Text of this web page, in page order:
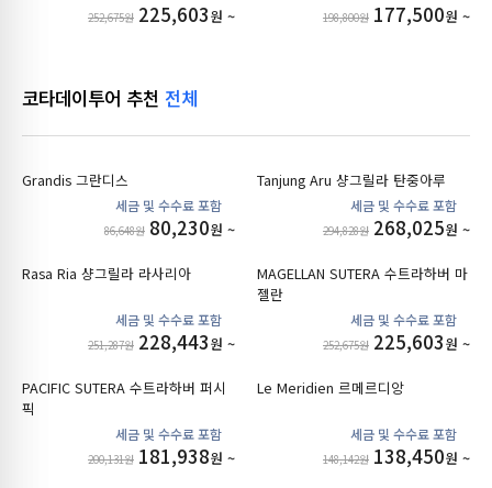
252,675원 225,603원 ~ 198,800원 177,500원 ~
코타데이투어 추천 전체
Grandis 그란디스
86,648원 80,230원 ~
Tanjung Aru 샹그릴라 탄중아루
294,828원 268,025원 ~
Rasa Ria 샹그릴라 라사리아
251,287원 228,443원 ~
MAGELLAN SUTERA 수트라하버 마
젤란
252,675원 225,603원 ~
PACIFIC SUTERA 수트라하버 퍼시
픽
200,131원 181,938원 ~
Le Meridien 르메르디앙
148,142원 138,450원 ~